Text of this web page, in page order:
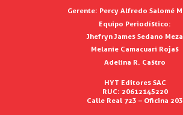
Gerente: Percy Alfredo Salomé
Equipo Periodístico:
Jhefryn James Sedano Meza
Melanie Camacuari Rojas
Adelina R. Castro
HYT Editores SAC
RUC: 20612145220
Calle Real 723 – Oficina 203